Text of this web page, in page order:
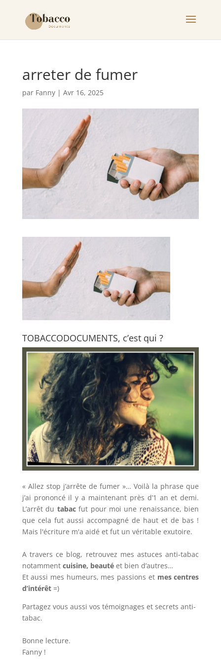
arreter de fumer
par Fanny| Avr 16, 2025
TOBACCODOCUMENTS, c’est qui ?
« Allez stop j’arrête de fumer »… Voilà la phrase que
j’ai prononcé il y a maintenant près d’1 an et demi.
L’arrêt du tabacfut pour moi une renaissance, bien
que cela fut aussi accompagné de haut et de bas !
Mais l'écriture m'a aidé et fut un véritable exutoire.
A travers ce blog, retrouvez mes astuces anti-tabac
notamment cuisine, beautéet bien d’autres…
Et aussi mes humeurs, mes passions et mes centres
d’intérêt=)
Partagez vous aussi vos témoignages et secrets anti-
tabac.
Bonne lecture.
Fanny !